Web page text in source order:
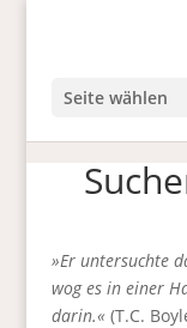
Seite wählen
»Er untersuchte
wog es in einer
darin.« (T.C.